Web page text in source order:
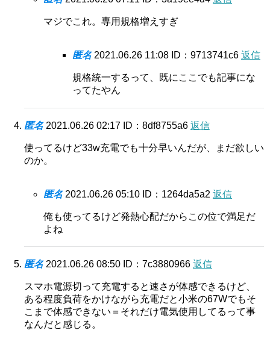
マジでこれ。専用規格増えすぎ
匿名 2021.06.26 11:08 ID：9713741c6 返信
規格統一するって、既にここでも記事にな
ってたやん
匿名 2021.06.26 02:17 ID：8df8755a6 返信
使ってるけど33w充電でも十分早いんだが、まだ欲しい
のか。
匿名 2021.06.26 05:10 ID：1264da5a2 返信
俺も使ってるけど発熱心配だからこの位で満足だ
よね
匿名 2021.06.26 08:50 ID：7c3880966 返信
スマホ電源切って充電すると速さが体感できるけど、
ある程度負荷をかけながら充電だと小米の67Wでもそ
こまで体感できない＝それだけ電気使用してるって事
なんだと感じる。